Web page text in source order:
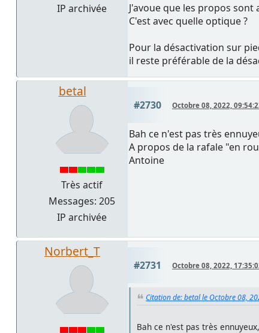
IP archivée
J'avoue que les propos
C'est avec quelle optique ?
Pour la désactivation sur
il reste préférable de la
betal
Très actif
Messages: 205
IP archivée
#2730 Octobre 08, 2022,
Bah ce n'est pas très
A propos de la rafale "en
Antoine
Norbert_T
#2731 Octobre 08, 2022,
Citation de: betal le Octobre 08,
Bah ce n'est pas très